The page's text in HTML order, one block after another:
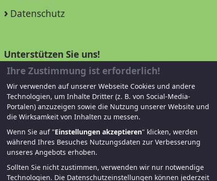
Datenschutz
Unterstützen Sie uns!
Mitglied werden
Spenden und helfen
Ihre Zustimmung ist erforderlich!
Wir verwenden auf unserer Webseite Cookies und andere
Technologien, um Inhalte Dritter (z. B. von Social-Media-
Portalen) anzuzeigen sowie die Nutzung unserer Website und
die Wirksamkeit von Inhalten zu messen.
Wenn Sie auf "Einstellungen akzeptieren" klicken, werden
während Ihres Besuches Nutzungsdaten zur Verbesserung
unseres Angebots erhoben.
Sollten Sie nicht zustimmen, verwenden wir nur notwendige
Technologien. Die Datenschutzeinstellungen können jederzeit